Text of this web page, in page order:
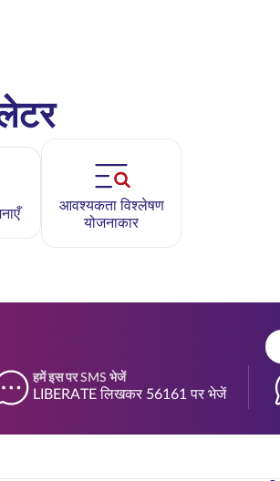
आवश्यकता विश्लेषण
योजनाकार
हमें इस पर SMS भेजें
LIBERATE लिखकर 56161 पर भेजें